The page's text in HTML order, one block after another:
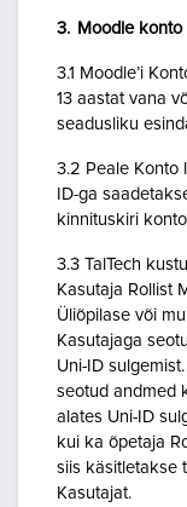
3. Moodle konto
3.1 Moodle’i
13 aastat vana
seadusliku
3.2 Peale Konto
ID-ga
kinnituskiri
3.3 TalTech
Kasutaja Rollist
Üliõpilase või
Kasutajaga
Uni-ID
seotud andmed
alates Uni-ID
kui ka õpetaja
siis käsitletakse
Kasutajat.